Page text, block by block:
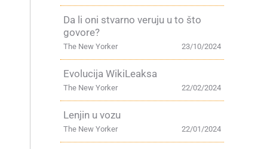
Da li oni stvarno veruju u to što
govore?
23/10/2024
The New Yorker
Evolucija WikiLeaksa
22/02/2024
The New Yorker
Lenjin u vozu
22/01/2024
The New Yorker